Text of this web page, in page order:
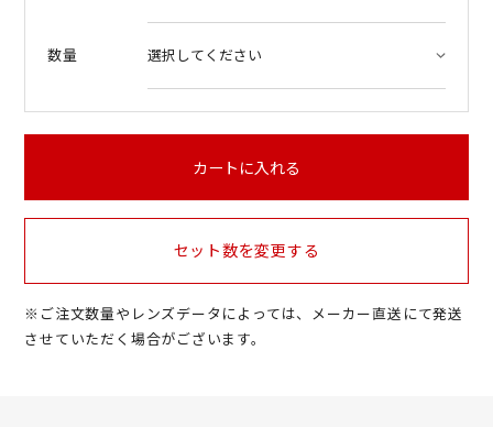
数量
カートに入れる
セット数を変更する
※ご注文数量やレンズデータによっては、メーカー直送にて発送
させていただく場合がございます。